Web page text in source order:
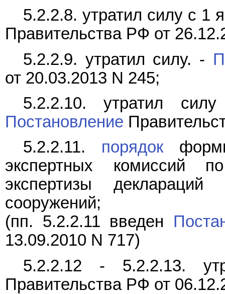
5.2.2.8. утратил силу с 1
Правительства РФ от
5.2.2.9. утратил силу. -
от 20.03.2013 N 245;
5.2.2.10. утратил
Постановление
5.2.2.11. порядок
экспертных комиссий
экспертизы деклараций
сооружений;
(пп. 5.2.2.11 введен
13.09.2010 N 717)
5.2.2.12 - 5.2.2.13.
Правительства РФ от